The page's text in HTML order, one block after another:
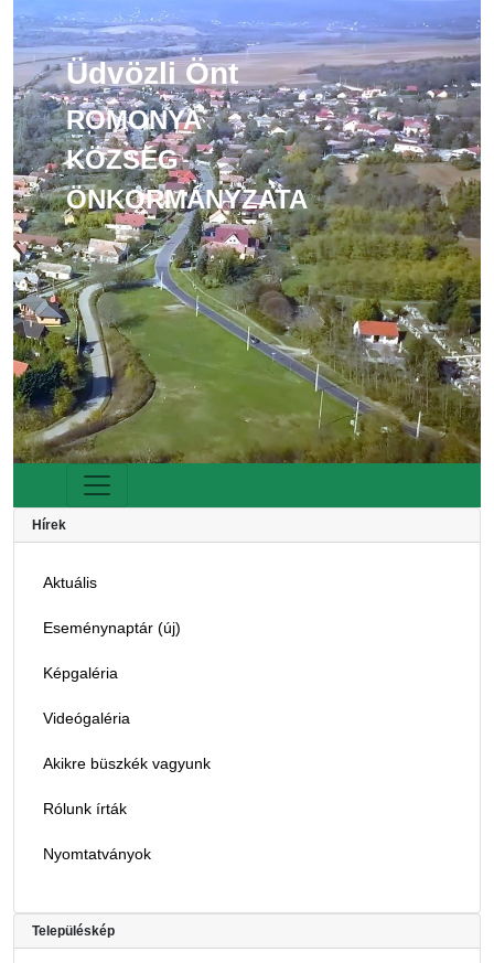
Üdvözli Önt
ROMONYA
KÖZSÉG
ÖNKORMÁNYZATA
Hírek
Aktuális
Eseménynaptár (új)
Képgaléria
Videógaléria
Akikre büszkék vagyunk
Rólunk írták
Nyomtatványok
Településkép